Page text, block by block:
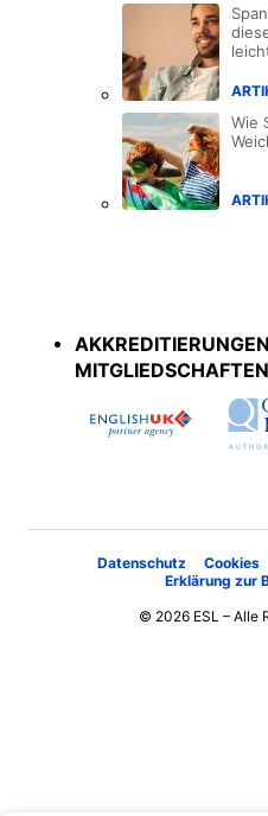
Wie
MITGLIEDSCHAFTEN
Datenschutz Cookies
Erklärung zur
© 2026 ESL – Alle